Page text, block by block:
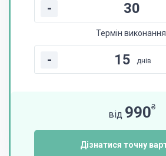
-
Термін
- днів
від 990₴
Дізнатися точну